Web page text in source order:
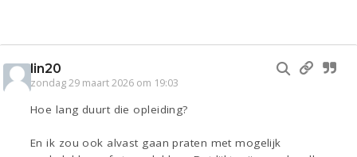
lin20
zondag 29 maart 2026 om 19:03
Hoe lang duurt die opleiding?
En ik zou ook alvast gaan praten met mogelijk